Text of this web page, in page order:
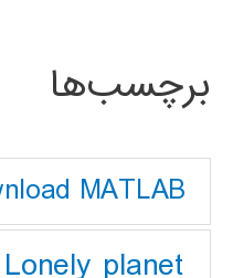
برچسب‌ها
MATLAB
Lonely planet